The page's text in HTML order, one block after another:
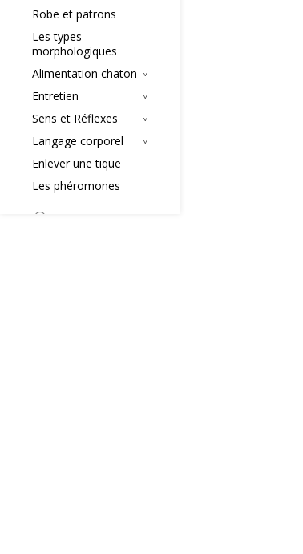
Robe et patrons
Les types
morphologiques
Alimentation chaton
Entretien
Sens et Réflexes
Langage corporel
Enlever une tique
Les phéromones